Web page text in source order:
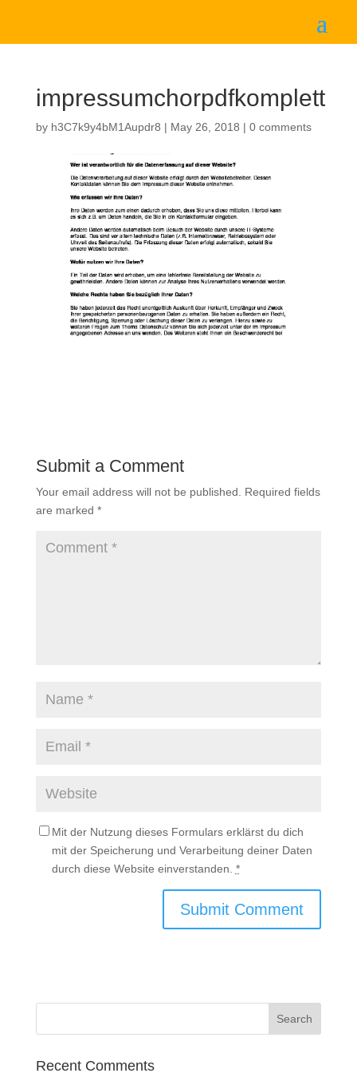
impressumchorpdfkomplett
by h3C7k9y4bM1Aupdr8 | May 26, 2018 | 0 comments
Submit a Comment
Your email address will not be published.
Required fields
are marked *
Mit der Nutzung dieses Formulars erklärst du dich
mit der Speicherung und Verarbeitung deiner Daten
durch diese Website einverstanden. *
Recent Comments